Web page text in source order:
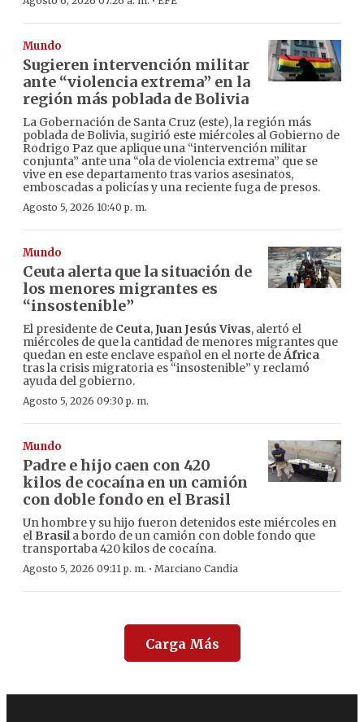
Mundo
Sugieren intervención militar
ante “violencia extrema” en la
región más poblada de Bolivia
La Gobernación de Santa Cruz (este), la región más
poblada de Bolivia, sugirió este miércoles al Gobierno de
Rodrigo Paz que aplique una “intervención militar
conjunta” ante una “ola de violencia extrema” que se
vive en ese departamento tras varios asesinatos,
emboscadas a policías y una reciente fuga de presos.
Agosto 5, 2026 10:40 p. m.
Mundo
Ceuta alerta que la situación de
los menores migrantes es
“insostenible”
El presidente de Ceuta,Juan Jesús Vivas, alertó el
miércoles de que la cantidad de menores migrantes que
quedan en este enclave español en el norte deÁfrica
tras la crisis migratoria es “insostenible” y reclamó
ayuda del gobierno.
Agosto 5, 2026 09:30 p. m.
Mundo
Padre e hijo caen con 420
kilos de cocaína en un camión
con doble fondo en el Brasil
Un hombre y su hijo fueron detenidos este miércoles en
el Brasila bordo de un camión con doble fondo que
transportaba 420 kilos de cocaína.
Agosto 5, 2026 09:11 p. m. · Marciano Candia
Carga Más